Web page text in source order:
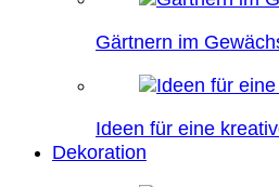
Gärtnern im
Ideen für eine
Dekoration